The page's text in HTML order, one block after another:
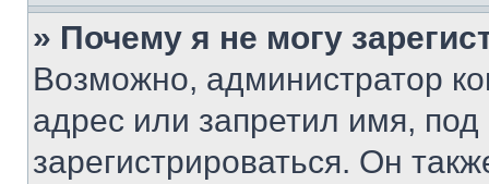
» Почему я не могу
Возможно, администратор
адрес или запретил имя,
зарегистрироваться. Он